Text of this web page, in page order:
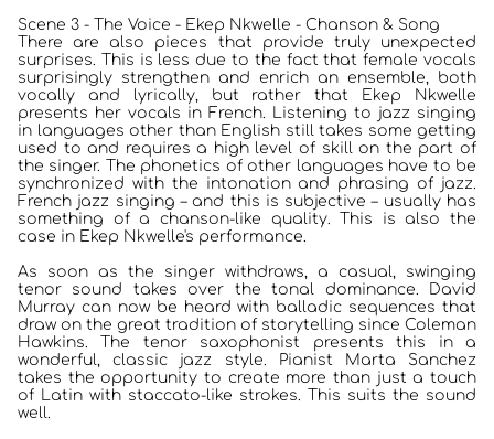
Scene 3 - The Voice - Ekep Nkwelle - Chanson & Song
There are also pieces that provide truly unexpected
surprises. This is less due to the fact that female vocals
surprisingly strengthen and enrich an ensemble, both
vocally and lyrically, but rather that Ekep Nkwelle
presents her vocals in French. Listening to jazz singing
in languages other than English still takes some getting
used to and requires a high level of skill on the part of
the singer. The phonetics of other languages have to be
synchronized with the intonation and phrasing of jazz.
French jazz singing – and this is subjective – usually has
something of a chanson-like quality. This is also the
case in Ekep Nkwelle's performance.
As soon as the singer withdraws, a casual, swinging
tenor sound takes over the tonal dominance. David
Murray can now be heard with balladic sequences that
draw on the great tradition of storytelling since Coleman
Hawkins. The tenor saxophonist presents this in a
wonderful, classic jazz style. Pianist Marta Sanchez
takes the opportunity to create more than just a touch
of Latin with staccato-like strokes. This suits the sound
well.